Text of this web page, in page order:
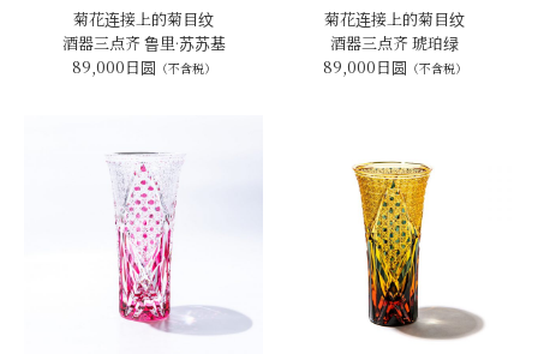
菊花连接上的菊目纹
酒器三点齐 鲁里·苏苏基
89,000日圆 （不含税）
菊花连接上的菊目纹
酒器三点齐 琥珀绿
89,000日圆 （不含税）